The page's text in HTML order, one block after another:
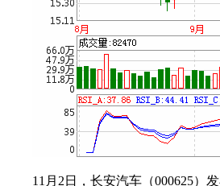
11月2日，长安汽车（000625）